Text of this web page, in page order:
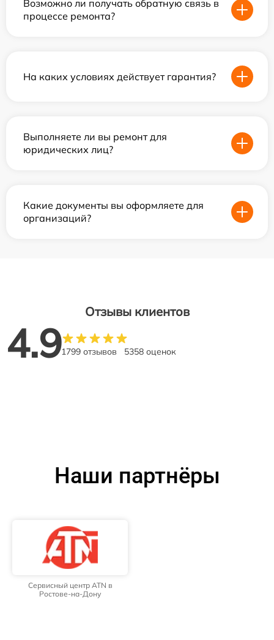
Возможно ли получать обратную связь в
процессе ремонта?
На каких условиях действует гарантия?
Выполняете ли вы ремонт для
юридических лиц?
Какие документы вы оформляете для
организаций?
Отзывы клиентов
4.91799 отзывов 5358 оценок
Наши партнёры
Сервисный центр ATN в
Ростове-на-Дону